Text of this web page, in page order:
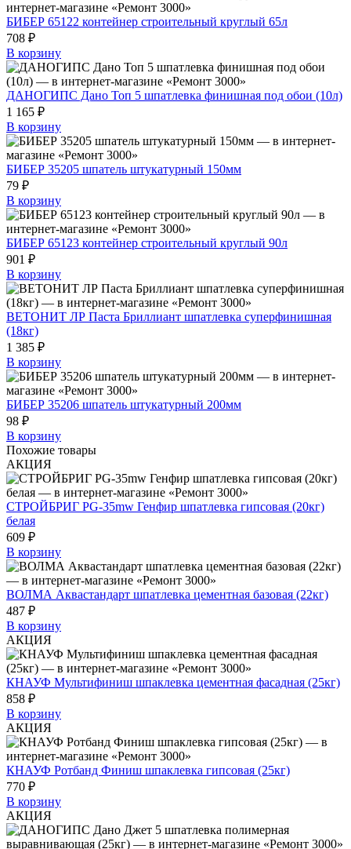
БИБЕР 65122 контейнер строительный круглый 65л
708 ₽
В корзину
ДАНОГИПС Дано Топ 5 шпатлевка финишная под обои (10л)
1 165 ₽
В корзину
БИБЕР 35205 шпатель штукатурный 150мм
79 ₽
В корзину
БИБЕР 65123 контейнер строительный круглый 90л
901 ₽
В корзину
ВЕТОНИТ ЛР Паста Бриллиант шпатлевка суперфинишная
(18кг)
1 385 ₽
В корзину
БИБЕР 35206 шпатель штукатурный 200мм
98 ₽
В корзину
Похожие товары
АКЦИЯ
СТРОЙБРИГ PG-35mw Генфир шпатлевка гипсовая (20кг)
белая
609 ₽
В корзину
ВОЛМА Аквастандарт шпатлевка цементная базовая (22кг)
487 ₽
В корзину
АКЦИЯ
КНАУФ Мультифиниш шпаклевка цементная фасадная (25кг)
858 ₽
В корзину
АКЦИЯ
КНАУФ Ротбанд Финиш шпаклевка гипсовая (25кг)
770 ₽
В корзину
АКЦИЯ